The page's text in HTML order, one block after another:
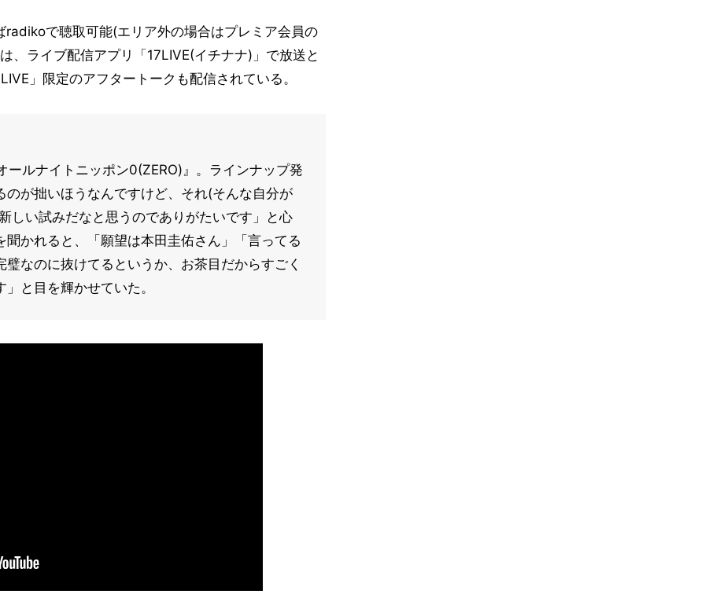
で聴取可能(エリア外の場合はプレミア会員の
、ライブ配信アプリ「17LIVE(イチナナ)」で放送と
」限定のアフタートークも配信されている。
ルナイトニッポン0(ZERO)』。ラインナップ発
が拙いほうなんですけど、それ(そんな自分が
しい試みだなと思うのでありがたいです」と心
かれると、「願望は本田圭佑さん」「言ってる
なのに抜けてるというか、お茶目だからすごく
と目を輝かせていた。